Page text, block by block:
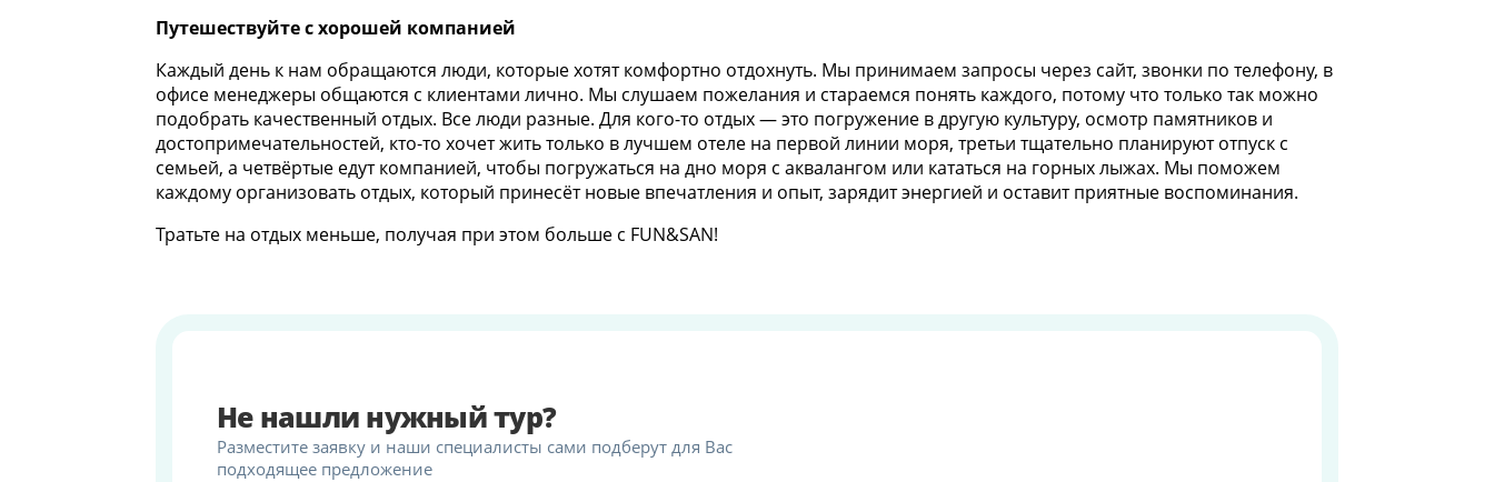
Путешествуйте с хорошей компанией
Каждый день к нам обращаются люди, которые хотят комфортно отдохнуть. Мы принимаем запросы через сайт, звонки по телефону, в
офисе менеджеры общаются с клиентами лично. Мы слушаем пожелания и стараемся понять каждого, потому что только так можно
подобрать качественный отдых. Все люди разные. Для кого-то отдых — это погружение в другую культуру, осмотр памятников и
достопримечательностей, кто-то хочет жить только в лучшем отеле на первой линии моря, третьи тщательно планируют отпуск с
семьей, а четвёртые едут компанией, чтобы погружаться на дно моря с аквалангом или кататься на горных лыжах. Мы поможем
каждому организовать отдых, который принесёт новые впечатления и опыт, зарядит энергией и оставит приятные воспоминания.
Тратьте на отдых меньше, получая при этом больше с FUN&SAN!
Не нашли нужный тур?
Разместите заявку и наши специалисты сами подберут для Вас
подходящее предложение